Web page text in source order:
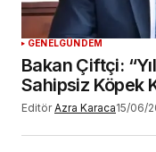
GENELGÜNDEM
Bakan Çiftçi:
Sahipsiz Köpek
Editör Azra Karaca15/06/